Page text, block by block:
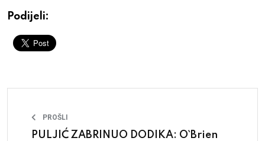
Podijeli:
PROŠLI
PULJIĆ ZABRINUO DODIKA: O`Brien